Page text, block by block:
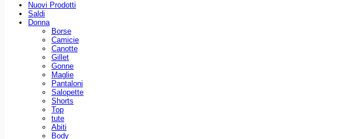
Nuovi Prodotti
Saldi
Donna
Borse
Camicie
Canotte
Gillet
Gonne
Maglie
Pantaloni
Salopette
Shorts
Top
tute
Abiti
Body